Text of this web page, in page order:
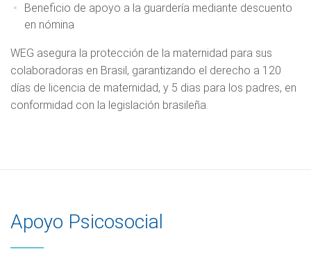
Beneficio de apoyo a la guardería mediante descuento
en nómina
WEG asegura la protección de la maternidad para sus
colaboradoras en Brasil, garantizando el derecho a 120
días de licencia de maternidad, y 5 dias para los padres, en
conformidad con la legislación brasileña.
Apoyo Psicosocial